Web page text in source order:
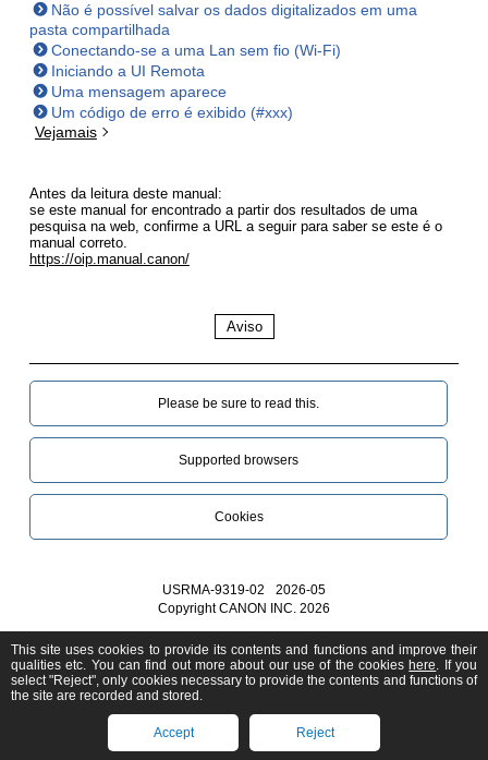
Não é possível salvar os dados digitalizados em uma
pasta compartilhada
Conectando-se a uma Lan sem fio (Wi-Fi)
Iniciando a UI Remota
Uma mensagem aparece
Um código de erro é exibido (#xxx)
Vejamais
Antes da leitura deste manual:
se este manual for encontrado a partir dos resultados de uma
pesquisa na web, confirme a URL a seguir para saber se este é o
manual correto.
https://oip.manual.canon/
Aviso
Please be sure to read this.‎
Supported browsers
Cookies
USRMA-9319-02
2026-05
Copyright CANON INC. 2026
This site uses cookies to provide its contents and functions and improve their
qualities etc. You can find out more about our use of the cookies here. If you
select "Reject", only cookies necessary to provide the contents and functions of
the site are recorded and stored.
Accept Reject